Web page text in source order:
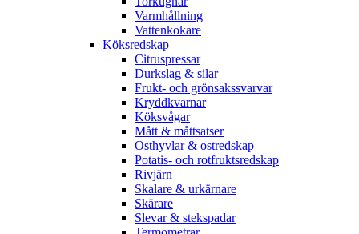
Varmhållning
Vattenkokare
Köksredskap
Citruspressar
Durkslag & silar
Frukt- och grönsakssvarvar
Kryddkvarnar
Köksvågar
Mått & måttsatser
Osthyvlar & ostredskap
Potatis- och rotfruktsredskap
Rivjärn
Skalare & urkärnare
Skärare
Slevar & stekspadar